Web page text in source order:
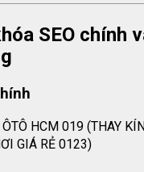
SEO chính
HCM 019 (THAY
GIÁ RẺ 0123)